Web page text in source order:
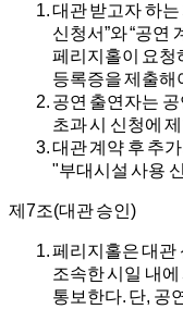
대관 받고자 하는
신청서”와 “공연
페리지홀이 요청
등록증을 제출해
공연 출연자는
초과 시 신청에
대관 계약 후 추
"부대시설 사용
제7조(대관 승인)
페리지홀은 대관
조속한 시일 내
통보한다. 단, 공